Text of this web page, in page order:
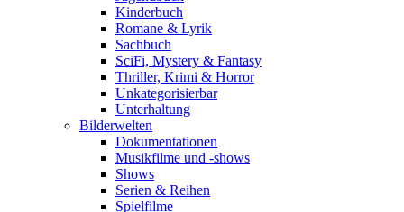
Kinderbuch
Romane & Lyrik
Sachbuch
SciFi, Mystery & Fantasy
Thriller, Krimi & Horror
Unkategorisierbar
Unterhaltung
Bilderwelten
Dokumentationen
Musikfilme und -shows
Shows
Serien & Reihen
Spielfilme